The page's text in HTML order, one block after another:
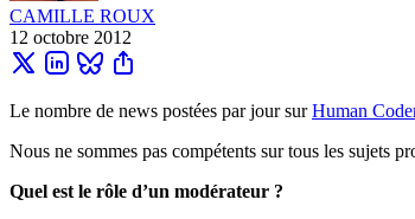
CAMILLE ROUX
12 octobre 2012
Le nombre de news postées par jour surHuman
Nous ne sommes pas compétents sur tous les sujets
Quel est le rôle d’un modérateur ?